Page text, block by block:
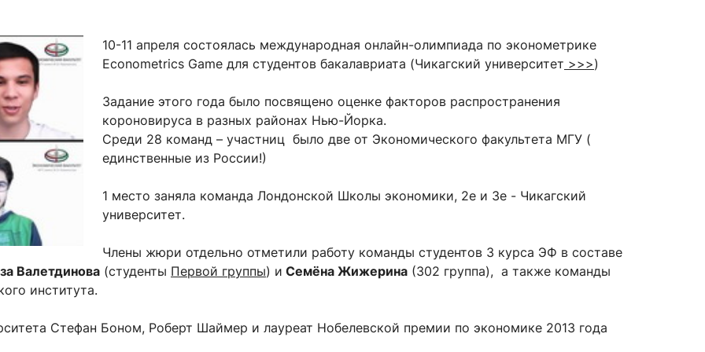
и трудоустройство
трудоустройству
/ мероприятия
Информационные ресурсы
Читальный зал
Электронные и цифровые базы
Издания факультета
ИИ в образовании
Студентам
Преподавателям
факультета»
«Экономика»
10-11 апреля состоялась международная онлайн-олимпиада по эконометрике
Econometrics Game для студентов бакалавриата (Чикагский университет >>>)
Задание этого года было посвящено оценке факторов распространения
короновируса в разных районах Нью-Йорка.
Среди 28 команд – участниц было две от Экономического факультета МГУ (
единственные из России!)
1 место заняла команда Лондонской Школы экономики, 2е и 3е - Чикагский
университет.
Члены жюри отдельно отметили работу команды студентов 3 курса ЭФ в составе
Валетдинова (студенты Первой группы) и Семёна Жижерина (302 группа), а также команды
института.
Стефан Боном, Роберт Шаймер и лауреат Нобелевской премии по экономике 2013 года